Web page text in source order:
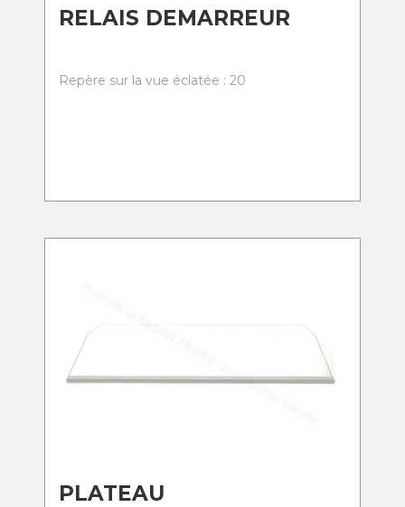
RELAIS DEMARREUR
Repère sur la vue éclatée : 20
PLATEAU